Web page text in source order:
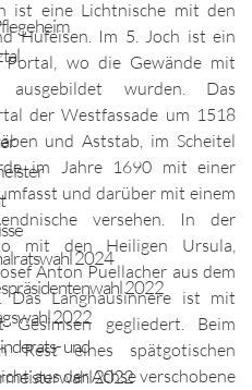
2024
2022
2022
und
2022
ist eine Lichtnische mit den
Hufeisen. Im 5. Joch ist ein
Portal, wo die Gewände mit
ausgebildet wurden. Das
der Westfassade um 1518
und Aststab, im Scheitel
im Jahre 1690 mit einer
und darüber mit einem
versehen. In der
mit den Heiligen Ursula,
Anton Puellacher aus dem
Das Langhausinnere ist mit
Gesimsen gegliedert. Beim
Rest eines spätgotischen
aus der Achse verschobene